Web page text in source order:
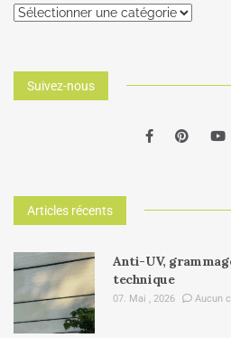
Suivez-nous
Articles récents
Anti-UV,
technique
07. Mai , 2026 Aucun